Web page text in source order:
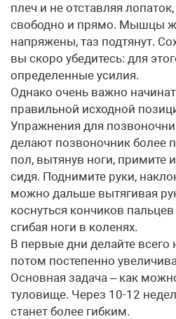
плеч и не отставляя
свободно и прямо. Мышцы
напряжены, таз подтянут.
вы скоро убедитесь: для
определенные усилия.
Однако очень важно
правильной исходной
Упражнения для
делают позвоночник более
пол, вытянув ноги, примите
сидя. Поднимите руки,
можно дальше вытягивая
коснуться кончиков
сгибая ноги в коленях.
В первые дни делайте всего
потом постепенно
Основная задача – как
туловище. Через 10-12
станет более гибким.